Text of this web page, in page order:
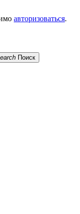
авторизоваться.
Поиск